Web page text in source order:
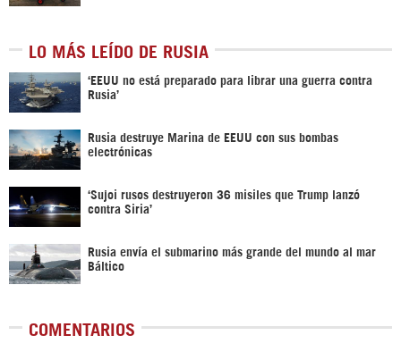
LO MÁS LEÍDO DE RUSIA
‘EEUU no está preparado para librar una guerra contra
Rusia’
Rusia destruye Marina de EEUU con sus bombas
electrónicas
‘Sujoi rusos destruyeron 36 misiles que Trump lanzó
contra Siria’
Rusia envía el submarino más grande del mundo al mar
Báltico
COMENTARIOS